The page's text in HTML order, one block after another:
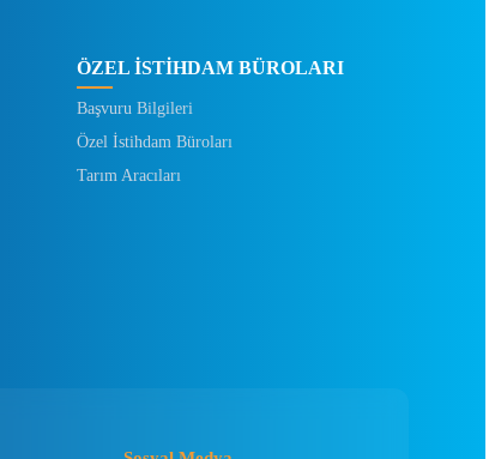
ÖZEL İSTİHDAM BÜROLARI
Başvuru Bilgileri
Özel İstihdam Büroları
Tarım Aracıları